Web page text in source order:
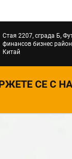
Стая 2207, сграда Б,
финансов бизнес
Китай
СЕ С